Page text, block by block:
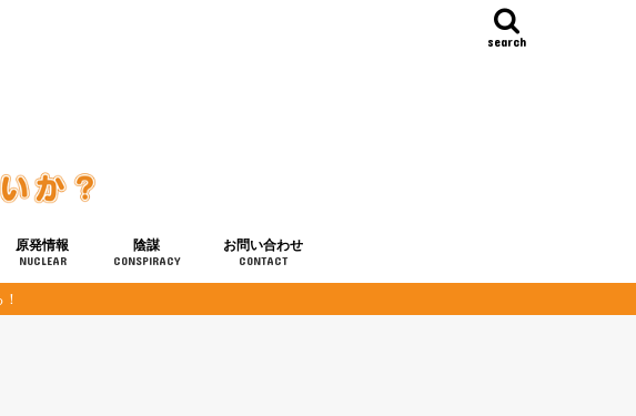
search
原発情報
NUCLEAR
陰謀
CONSPIRACY
お問い合わせ
CONTACT